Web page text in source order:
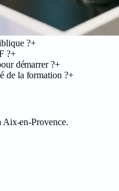
?+
?+
démarrer ?+
de la formation ?+
Aix-en-Provence.